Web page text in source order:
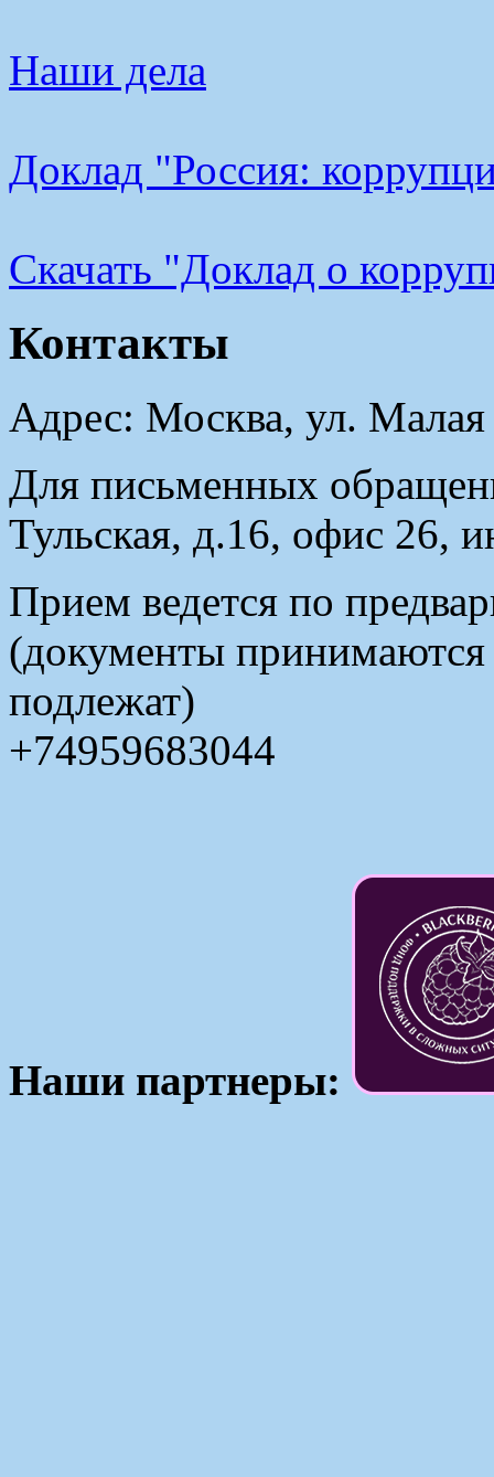
Наши дела
Доклад "Россия:
Cкачать "Доклад о
Контакты
Адрес: Москва, ул.
Для письменных
Тульская, д.16, офис 26,
Прием ведется по
(документы принимаются
подлежат)
+74959683044
Наши партнеры: